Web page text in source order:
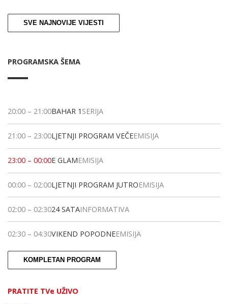
SVE NAJNOVIJE VIJESTI
PROGRAMSKA ŠEMA
20:00 – 21:00BAHAR 1 SERIJA
21:00 – 23:00LJETNJI PROGRAM VEČEEMISIJA
23:00 – 00:00E GLAMEMISIJA
00:00 – 02:00LJETNJI PROGRAM JUTROEMISIJA
02:00 – 02:3024 SATAINFORMATIVA
02:30 – 04:30VIKEND POPODNEEMISIJA
KOMPLETAN PROGRAM
PRATITE TVe UŽIVO